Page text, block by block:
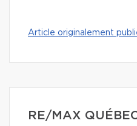
Article originalement
RE/MAX